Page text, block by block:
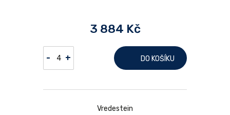
3 884 Kč
- + DO KOŠÍKU
Vredestein